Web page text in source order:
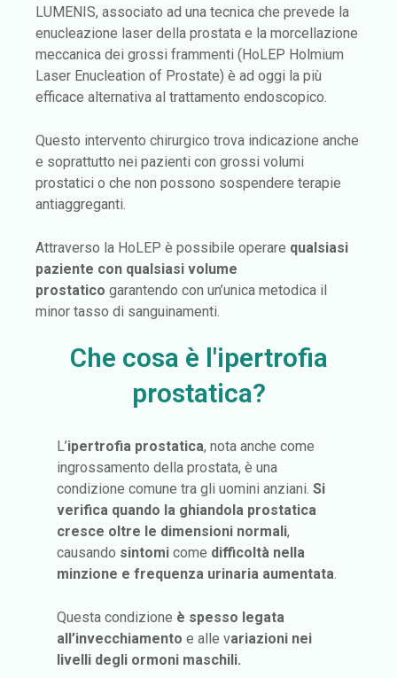
LUMENIS, associato ad una tecnica che prevede la
enucleazione laser della prostata e la morcellazione
meccanica dei grossi frammenti (HoLEP Holmium
Laser Enucleation of Prostate) è ad oggi la più
efficace alternativa al trattamento endoscopico.
Questo intervento chirurgico trova indicazione anche
e soprattutto nei pazienti con grossi volumi
prostatici o che non possono sospendere terapie
antiaggreganti.
Attraverso la HoLEP è possibile operare qualsiasi
paziente con qualsiasi volume
prostatico garantendo con un’unica metodica il
minor tasso di sanguinamenti.
Che cosa è l'ipertrofia
prostatica?
L’ipertrofia prostatica, nota anche come
ingrossamento della prostata, è una
condizione comune tra gli uomini anziani. Si
verifica quando la ghiandola prostatica
cresce oltre le dimensioni normali,
causando sintomi come difficoltà nella
minzione e frequenza urinaria aumentata.
Questa condizione è spesso legata
all’invecchiamento e alle variazioni nei
livelli degli ormoni maschili.